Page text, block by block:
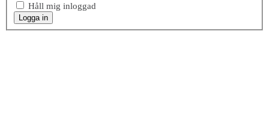
Håll mig inloggad
Logga in